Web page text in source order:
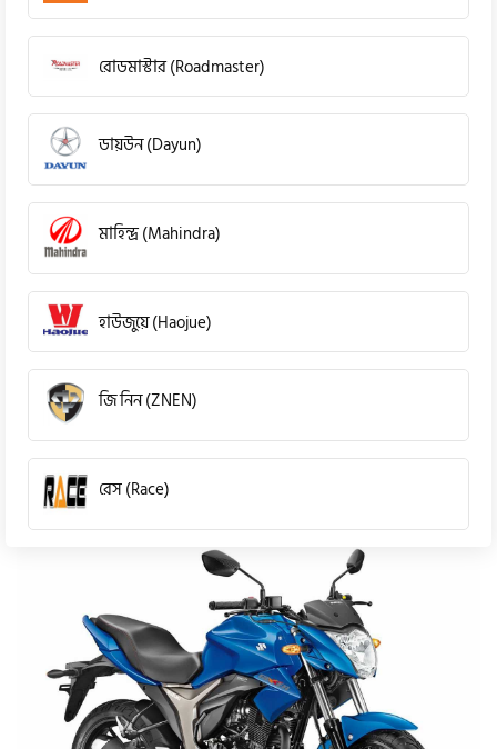
রোডমাস্টার (Roadmaster)
ডায়উন (Dayun)
মাহিন্দ্র (Mahindra)
হাউজুয়ে (Haojue)
জি নিন (ZNEN)
রেস (Race)
কিওয়ে (KeeWay)
পেগাসাস (Pagasus)